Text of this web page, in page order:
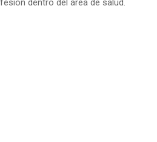
dentro del área de salud.